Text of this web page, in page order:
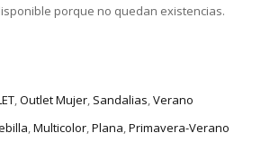
porque no quedan existencias.
,Outlet Mujer, Sandalias,Verano
,Multicolor,Plana,Primavera-Verano